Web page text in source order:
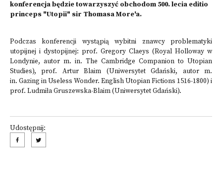
konferencja będzie towarzyszyć obchodom 500. lecia editio
princeps "Utopii" sir Thomasa More'a.
Podczas konferencji wystąpią wybitni znawcy problematyki
utopijnej i dystopijnej: prof. Gregory Claeys (Royal Holloway w
Londynie, autor m. in. The Cambridge Companion to Utopian
Studies), prof. Artur Blaim (Uniwersytet Gdański, autor m.
in. Gazing in Useless Wonder. English Utopian Fictions 1516-1800) i
prof. Ludmiła Gruszewska-Blaim (Uniwersytet Gdański).
Udostępnij: